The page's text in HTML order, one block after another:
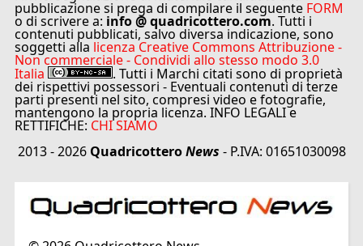
pubblicazione si prega di compilare il seguente FORM
o di scrivere a: info @ quadricottero.com. Tutti i
contenuti pubblicati, salvo diversa indicazione, sono
soggetti alla licenza Creative Commons Attribuzione -
Non commerciale - Condividi allo stesso modo 3.0
Italia . Tutti i Marchi citati sono di proprietà
dei rispettivi possessori - Eventuali contenuti di terze
parti presenti nel sito, compresi video e fotografie,
mantengono la propria licenza. INFO LEGALI e
RETTIFICHE: CHI SIAMO
2013 - 2026 QuadricotteroNews - P.IVA: 01651030098